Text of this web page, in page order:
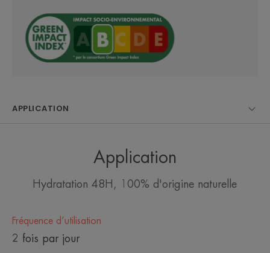
Une crème hydratante à l'Acide
hyaluronique et à l'Eau thermale
d'Avène, 100% d'origine
naturelle, adaptée à toutes les
Avantages
naturelle, avec 10 ingrédients seulement.
APPLICATION
Application
Hydratation 48H, 100% d'origine naturelle
Fréquence d’utilisation
2 fois par jour